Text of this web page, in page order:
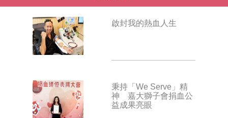
啟封我的熱血人生
秉持「We Serve」精
神 嘉大獅子會捐血公
益成果亮眼